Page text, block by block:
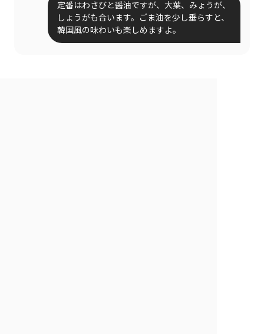
定番はわさびと醤油ですが、大葉、みょうが、
しょうがも合います。ごま油を少し垂らすと、
韓国風の味わいも楽しめますよ。